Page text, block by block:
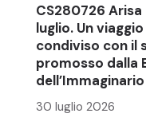
CS280726 Arisa
luglio. Un
condiviso con il
promosso dalla
dell’Immaginario
30 luglio 2026